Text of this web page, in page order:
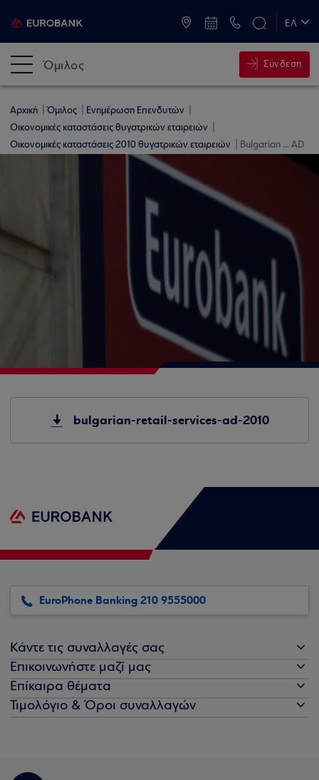
ΕΛ
Όμιλος Σύνδεση
Αρχική Όμιλος
Ενημέρωση Επενδυτών
Οικονομικές καταστάσεις θυγατρικών εταιρειών
Οικονομικές καταστάσεις 2010 θυγατρικών εταιρειών
Bulgarian ... AD
bulgarian-retail-services-ad-2010
EuroPhone Banking 210 9555000
Κάντε τις συναλλαγές σας
Επικοινωνήστε μαζί μας
Επίκαιρα θέματα
Τιμολόγιο & Όροι συναλλαγών